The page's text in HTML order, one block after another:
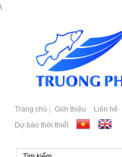
\
Trang chủ Giới thiệu Liên hệ
Dự báo thời thiết